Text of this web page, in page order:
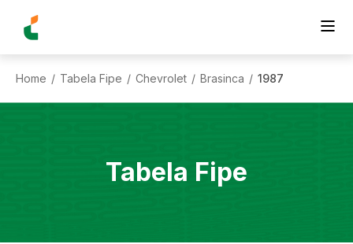
Home / Tabela Fipe / Chevrolet / Brasinca / 1987
Tabela Fipe